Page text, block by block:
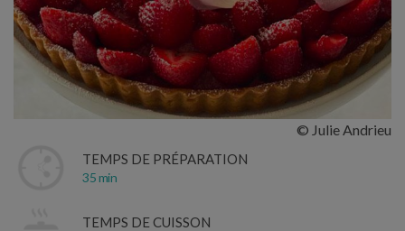
© Julie Andrieu
TEMPS DE PRÉPARATION
35 min
TEMPS DE CUISSON